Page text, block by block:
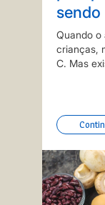
sendo
das
Quando o
crianças,
C. Mas